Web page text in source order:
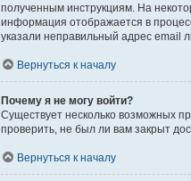
полученным инструкциям. На
информация отображается в
указали неправильный адрес email
Вернуться к началу
Почему я не могу войти?
Существует несколько возможных
проверить, не был ли вам закрыт
Вернуться к началу